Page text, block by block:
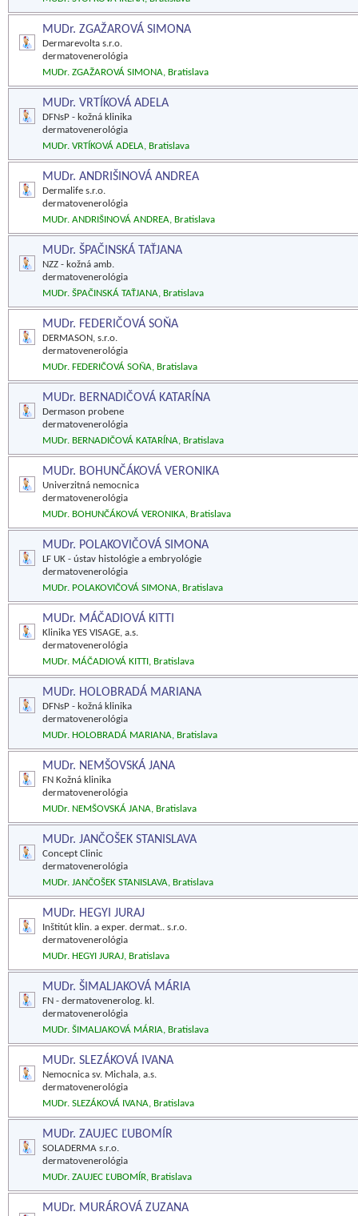
MUDr. ZGAŽAROVÁ SIMONA
Dermarevolta s.r.o.
dermatovenerológia
MUDr. ZGAŽAROVÁ SIMONA, Bratislava
MUDr. VRTÍKOVÁ ADELA
DFNsP - kožná klinika
dermatovenerológia
MUDr. VRTÍKOVÁ ADELA, Bratislava
MUDr. ANDRIŠINOVÁ ANDREA
Dermalife s.r.o.
dermatovenerológia
MUDr. ANDRIŠINOVÁ ANDREA, Bratislava
MUDr. ŠPAČINSKÁ TAŤJANA
NZZ - kožná amb.
dermatovenerológia
MUDr. ŠPAČINSKÁ TAŤJANA, Bratislava
MUDr. FEDERIČOVÁ SOŇA
DERMASON, s.r.o.
dermatovenerológia
MUDr. FEDERIČOVÁ SOŇA, Bratislava
MUDr. BERNADIČOVÁ KATARÍNA
Dermason probene
dermatovenerológia
MUDr. BERNADIČOVÁ KATARÍNA, Bratislava
MUDr. BOHUNČÁKOVÁ VERONIKA
Univerzitná nemocnica
dermatovenerológia
MUDr. BOHUNČÁKOVÁ VERONIKA, Bratislava
MUDr. POLAKOVIČOVÁ SIMONA
LF UK - ústav histológie a embryológie
dermatovenerológia
MUDr. POLAKOVIČOVÁ SIMONA, Bratislava
MUDr. MÁČADIOVÁ KITTI
Klinika YES VISAGE, a.s.
dermatovenerológia
MUDr. MÁČADIOVÁ KITTI, Bratislava
MUDr. HOLOBRADÁ MARIANA
DFNsP - kožná klinika
dermatovenerológia
MUDr. HOLOBRADÁ MARIANA, Bratislava
MUDr. NEMŠOVSKÁ JANA
FN Kožná klinika
dermatovenerológia
MUDr. NEMŠOVSKÁ JANA, Bratislava
MUDr. JANČOŠEK STANISLAVA
Concept Clinic
dermatovenerológia
MUDr. JANČOŠEK STANISLAVA, Bratislava
MUDr. HEGYI JURAJ
Inštitút klin. a exper. dermat.. s.r.o.
dermatovenerológia
MUDr. HEGYI JURAJ, Bratislava
MUDr. ŠIMALJAKOVÁ MÁRIA
FN - dermatovenerolog. kl.
dermatovenerológia
MUDr. ŠIMALJAKOVÁ MÁRIA, Bratislava
MUDr. SLEZÁKOVÁ IVANA
Nemocnica sv. Michala, a.s.
dermatovenerológia
MUDr. SLEZÁKOVÁ IVANA, Bratislava
MUDr. ZAUJEC ĽUBOMÍR
SOLADERMA s.r.o.
dermatovenerológia
MUDr. ZAUJEC ĽUBOMÍR, Bratislava
MUDr. MURÁROVÁ ZUZANA